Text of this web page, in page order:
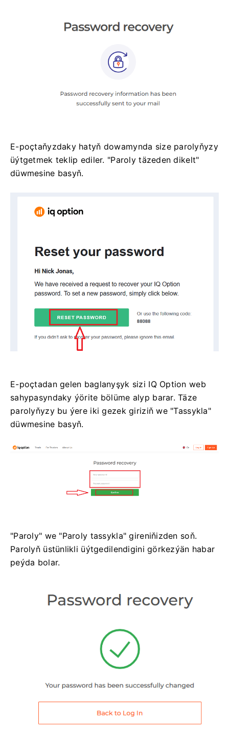
E-poçtaňyzdaky hatyň dowamynda size parolyňyzy
üýtgetmek teklip ediler. "Paroly täzeden dikelt"
düwmesine basyň.
E-poçtadan gelen baglanyşyk sizi IQ Option web
sahypasyndaky ýörite bölüme alyp barar. Täze
parolyňyzy bu ýere iki gezek giriziň we "Tassykla"
düwmesine basyň.
"Paroly" we "Paroly tassykla" gireniňizden soň.
Parolyň üstünlikli üýtgedilendigini görkezýän habar
peýda bolar.